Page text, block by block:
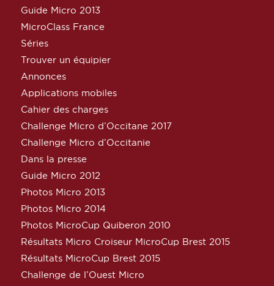
Guide Micro 2013
MicroClass France
Séries
Trouver un équipier
Annonces
Applications mobiles
Cahier des charges
Challenge Micro d’Occitane 2017
Challenge Micro d’Occitanie
Dans la presse
Guide Micro 2012
Photos Micro 2013
Photos Micro 2014
Photos MicroCup Quiberon 2010
Résultats Micro Croiseur MicroCup Brest 2015
Résultats MicroCup Brest 2015
Challenge de l’Ouest Micro